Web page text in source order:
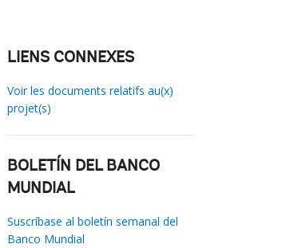
LIENS CONNEXES
Voir les documents relatifs au(x)
projet(s)
BOLETÍN DEL BANCO
MUNDIAL
Suscríbase al boletín semanal del
Banco Mundial